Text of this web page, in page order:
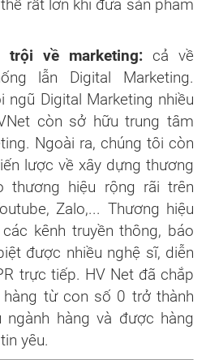
rất lớn khi đưa sản phẩm
về marketing:cả về
lẫn Digital Marketing.
ngũ Digital Marketing nhiều
còn sở hữu trung tâm
Ngoài ra, chúng tôi còn
lược về xây dựng thương
thương hiệu rộng rãi trên
Zalo,... Thương hiệu
kênh truyền thông, báo
được nhiều nghệ sĩ, diễn
trực tiếp. HV Net đã chắp
hàng từ con số 0 trở thành
hàng và được hàng
yêu.